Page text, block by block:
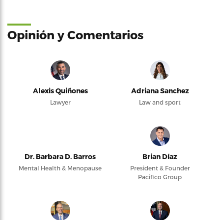
Opinión y Comentarios
Alexis Quiñones
Lawyer
Adriana Sanchez
Law and sport
Dr. Barbara D. Barros
Mental Health & Menopause
Brian Díaz
President & Founder
Pacifico Group